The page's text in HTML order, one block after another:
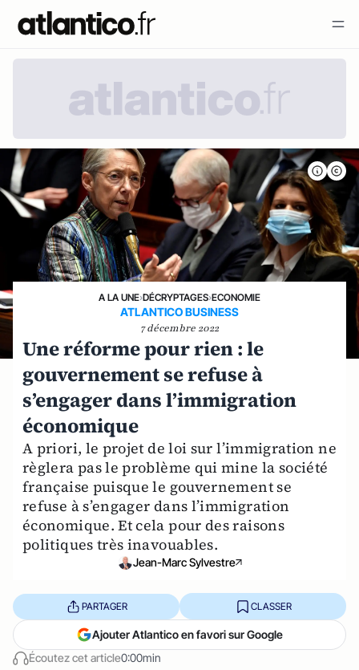
A LA UNE›DÉCRYPTAGES›ECONOMIE
ATLANTICO BUSINESS
7 décembre 2022
Une réforme pour rien : le
gouvernement se refuse à
s’engager dans l’immigration
économique
A priori, le projet de loi sur l’immigration ne
règlera pas le problème qui mine la société
française puisque le gouvernement se
refuse à s’engager dans l’immigration
économique. Et cela pour des raisons
politiques très inavouables.
Jean-Marc Sylvestre
Écoutez cet article0:00min
PARTAGER CLASSER
Ajouter Atlantico en favori sur Google